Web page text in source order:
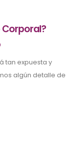
tan expuesta y
algún detalle de